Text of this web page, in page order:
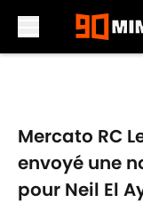
Mercato RC
envoyé une
pour Neil El